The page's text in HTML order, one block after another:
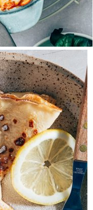
baksels: hier vind je
de slag te gaan.